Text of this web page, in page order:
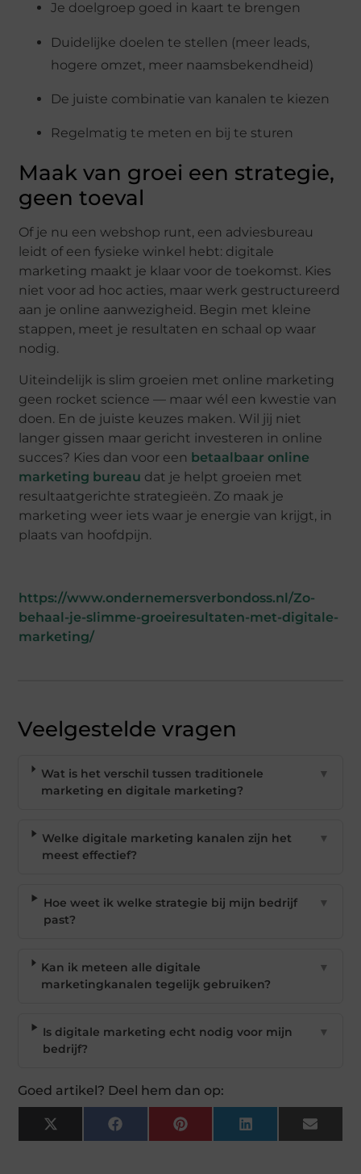
Je doelgroep goed in kaart te brengen
Duidelijke doelen te stellen (meer leads,
hogere omzet, meer naamsbekendheid)
De juiste combinatie van kanalen te kiezen
Regelmatig te meten en bij te sturen
Maak van groei een strategie,
geen toeval
Of je nu een webshop runt, een adviesbureau
leidt of een fysieke winkel hebt: digitale
marketing maakt je klaar voor de toekomst. Kies
niet voor ad hoc acties, maar werk gestructureerd
aan je online aanwezigheid. Begin met kleine
stappen, meet je resultaten en schaal op waar
nodig.
Uiteindelijk is slim groeien met online marketing
geen rocket science — maar wél een kwestie van
doen. En de juiste keuzes maken. Wil jij niet
langer gissen maar gericht investeren in online
succes? Kies dan voor een betaalbaar online
marketing bureau dat je helpt groeien met
resultaatgerichte strategieën. Zo maak je
marketing weer iets waar je energie van krijgt, in
plaats van hoofdpijn.
https://www.ondernemersverbondoss.nl/Zo-
behaal-je-slimme-groeiresultaten-met-digitale-
marketing/
Veelgestelde vragen
Wat is het verschil tussen traditionele
marketing en digitale marketing?
▼
Welke digitale marketing kanalen zijn het
meest effectief?
▼
Hoe weet ik welke strategie bij mijn bedrijf
past?
▼
Kan ik meteen alle digitale
marketingkanalen tegelijk gebruiken?
▼
Is digitale marketing echt nodig voor mijn
bedrijf?
▼
Goed artikel? Deel hem dan op:
X
(Twitter)
Facebook Pinterest LinkedIn Email